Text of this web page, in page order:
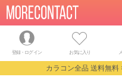
登録・ログイン お気に入り
カラコン全品 送料無料